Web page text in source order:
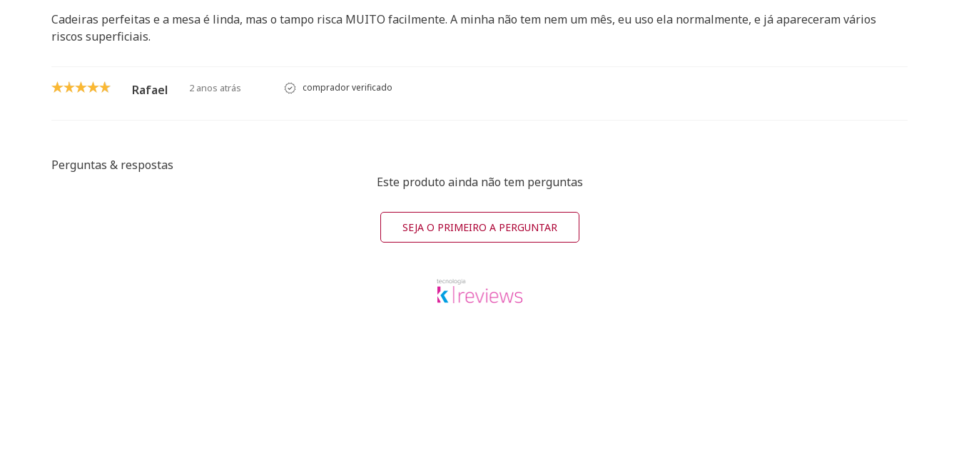
Cadeiras perfeitas e a mesa é linda, mas o tampo risca MUITO facilmente. A minha não tem nem um mês, eu uso ela normalmente, e já apareceram vários
riscos superficiais.
Rafael 2 anos atrás comprador verificado
Perguntas & respostas
Este produto ainda não tem perguntas
SEJA O PRIMEIRO A PERGUNTAR